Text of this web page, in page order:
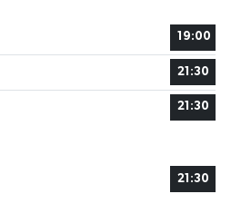
19:00
21:30
21:30
21:30